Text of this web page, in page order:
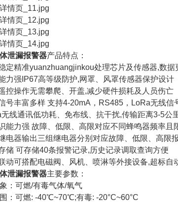
泄漏报警器产品特点：
定精准yuanzhuangjinkou处理芯片及传感器,数据
力强IP67高等级防护,网罩、风罩传感器保护设计
控操作无需攀爬、开盖,减少硬件损耗及人员伤亡
号丰富多样 支持4-20mA，RS485，LoRa无线信
线通讯低功耗、免布线、抗干扰,传输距离3-5公
能力强 故障、低限、高限对应不同蜂鸣器频率且
电器输出三组继电器分别对应故障、低限、高限
储 可存储40条报警记录,历史记录调取查询方便
动可搭配电磁阀、风机、喷淋等外接设备,超标自
泄漏报警器主要参数：
：可燃/有毒气体/氧气
：可燃: -40℃~70℃;有毒: -20°C~60°C